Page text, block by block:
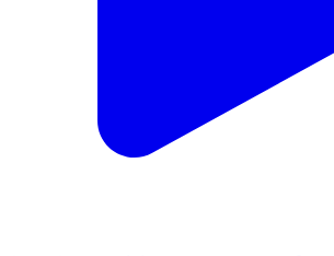
विजय दिवस की ढेरो शुभकामनाए एवं बधाई